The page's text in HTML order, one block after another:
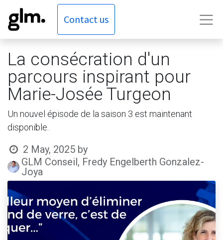
Contact us
La consécration d'un
parcours inspirant pour
Marie-Josée Turgeon
Un nouvel épisode de la saison 3 est maintenant
disponible.
2 May, 2025 by
GLM Conseil, Fredy Engelberth Gonzalez-
Joya